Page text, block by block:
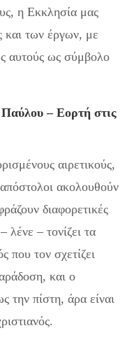
η Εκκλησία μας
και των έργων, με
αυτούς ως σύμβολο
– Εορτή στις
αιρετικούς,
ακολουθούν
διαφορετικές
λένε – τονίζει τα
που τον σχετίζει
και ο
την πίστη, άρα είναι